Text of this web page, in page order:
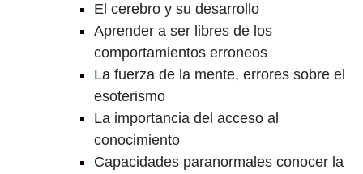
El cerebro y su desarrollo
Aprender a ser libres de los
comportamientos erroneos
La fuerza de la mente, errores sobre el
esoterismo
La importancia del acceso al
conocimiento
Capacidades paranormales conocer la